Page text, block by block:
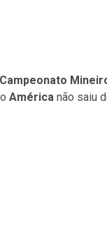
Campeonato
América não saiu